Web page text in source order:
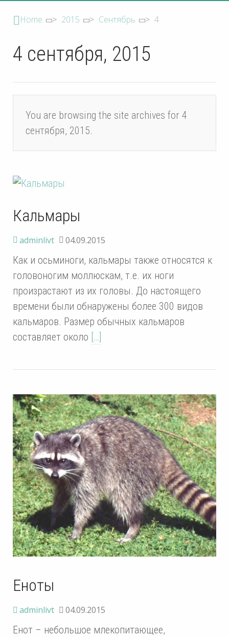
Home > 2015 > Сентябрь > 4
4 сентября, 2015
You are browsing the site archives for 4
сентября, 2015.
Кальмары
adminlivt 04.09.2015
Как и осьминоги, кальмары также относятся к
головоногим моллюскам, т.е. их ноги
произрастают из их головы. До настоящего
времени были обнаружены более 300 видов
кальмаров. Размер обычных кальмаров
составляет около […]
Еноты
adminlivt 04.09.2015
Енот – небольшое млекопитающее,